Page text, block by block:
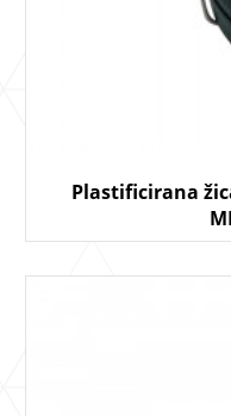
Plastificirana